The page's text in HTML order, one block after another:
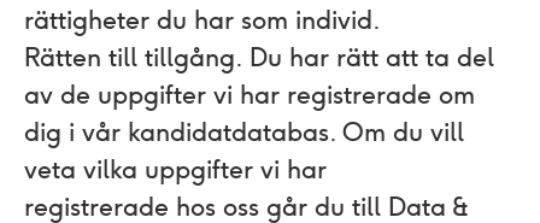
rättigheter du har som individ.
Rätten till tillgång. Du har rätt att ta del
av de uppgifter vi har registrerade om
dig i vår kandidatdatabas. Om du vill
veta vilka uppgifter vi har
registrerade hos oss går du till Data &